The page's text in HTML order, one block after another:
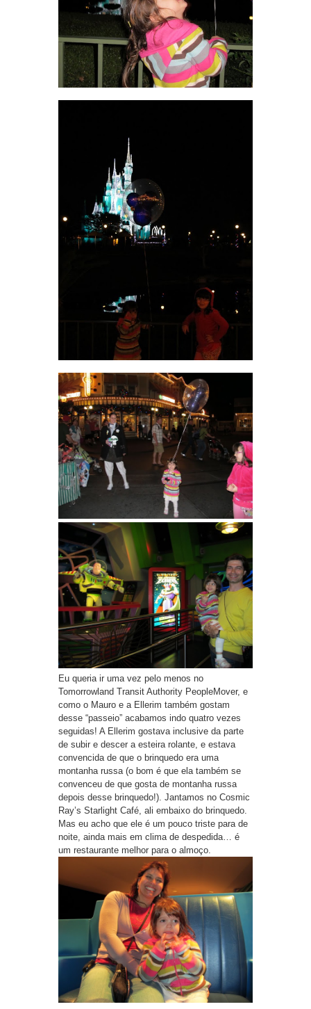
Eu queria ir uma vez pelo menos no
Tomorrowland Transit Authority PeopleMover, e
como o Mauro e a Ellerim também gostam
desse “passeio” acabamos indo quatro vezes
seguidas! A Ellerim gostava inclusive da parte
de subir e descer a esteira rolante, e estava
convencida de que o brinquedo era uma
montanha russa (o bom é que ela também se
convenceu de que gosta de montanha russa
depois desse brinquedo!). Jantamos no Cosmic
Ray’s Starlight Café, ali embaixo do brinquedo.
Mas eu acho que ele é um pouco triste para de
noite, ainda mais em clima de despedida … é
um restaurante melhor para o almoço.